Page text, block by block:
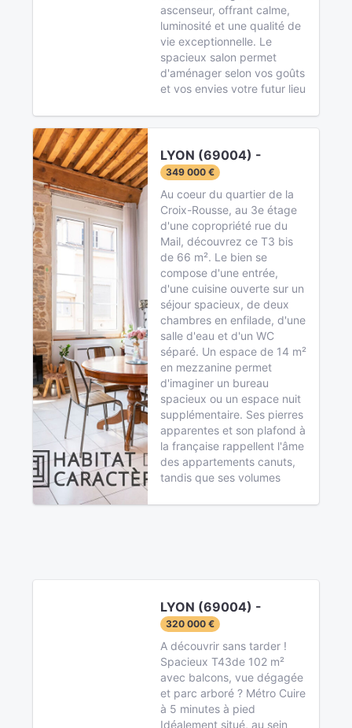
ascenseur, offrant calme,
luminosité et une qualité de
vie exceptionnelle. Le
spacieux salon permet
d'aménager selon vos goûts
et vos envies votre futur lieu
LYON (69004) -
349 000 €
Au coeur du quartier de la
Croix-Rousse, au 3e étage
d'une copropriété rue du
Mail, découvrez ce T3 bis
de 66 m². Le bien se
compose d'une entrée,
d'une cuisine ouverte sur un
séjour spacieux, de deux
chambres en enfilade, d'une
salle d'eau et d'un WC
séparé. Un espace de 14 m²
en mezzanine permet
d'imaginer un bureau
spacieux ou un espace nuit
supplémentaire. Ses pierres
apparentes et son plafond à
la française rappellent l'âme
des appartements canuts,
tandis que ses volumes
LYON (69004) -
320 000 €
A découvrir sans tarder !
Spacieux T43de 102 m²
avec balcons, vue dégagée
et parc arboré ? Métro Cuire
à 5 minutes à pied
Idéalement situé, au sein